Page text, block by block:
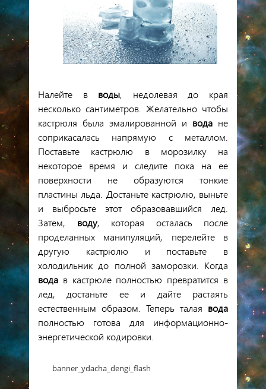
Налейте в воды, недолевая до
края
несколько сантиметров. Желательно чтобы
кастрюля была эмалированной и вода не
соприкасалась напрямую с металлом.
Поставьте
кастрюлю в
морозилку на
некоторое время и следите пока
на ее
поверхности
не образуются
тонкие
пластины льда. Достаньте кастрюлю, выньте
и
выбросьте этот образовавшийся лед.
Затем, воду, которая осталась после
проделанных манипуляций,
перелейте
в
другую
кастрюлю и
поставьте в
холодильник до полной заморозки. Когда
вода в кастрюле полностью превратится в
лед,достаньте ее и дайте
растаять
естественным образом. Теперь талая вода
полностью
готова для информационно-
энергетической кодировки.
banner_ydacha_dengi_flash